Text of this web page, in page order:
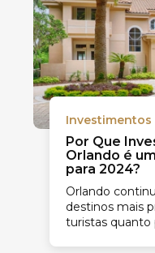
Por Que
Orlando é
para 2024?
Orlando
destinos mais
turistas quanto